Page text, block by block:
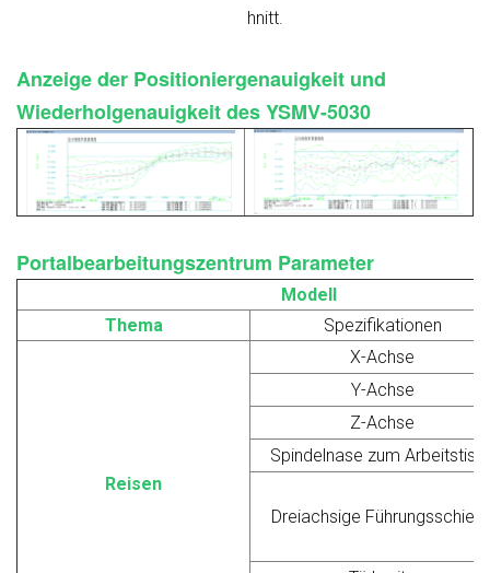
hnitt.
Anzeige der Positioniergenauigkeit und
Wiederholgenauigkeit des YSMV-5030
Portalbearbeitungszentrum Parameter
Modell
Thema
Spezifikationen
Reisen
X-Achse
Y-Achse
Z-Achse
Spindelnase zum
Dreiachsige